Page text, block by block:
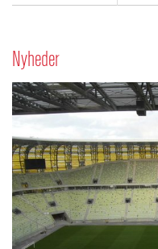
Nyheder